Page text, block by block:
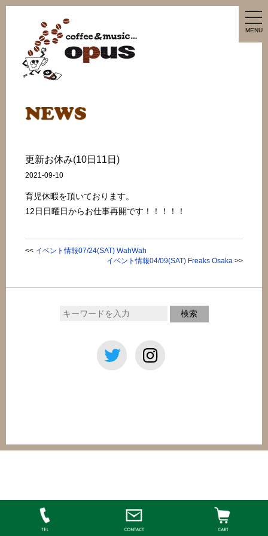
MENU
更新お休み(10日11日)
2021-09-10
育児休暇を頂いております。
12日日曜日からお仕事再開です！！！！！
<< イベント情報07/24(SAT) WahWah
イベント情報04/09(SAT) Freaks Osaka>>